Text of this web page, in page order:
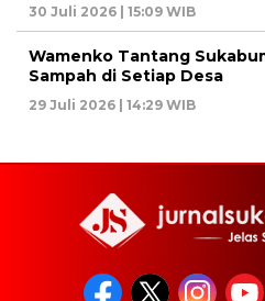
30 Juli 2026 | 15:09 WIB
Wamenko Tantang
Sampah di Setiap Desa
29 Juli 2026 | 14:29 WIB